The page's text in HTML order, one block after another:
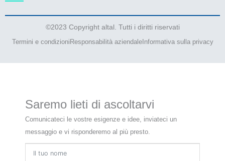
©2023 Copyright altal. Tutti i diritti riservati
Termini e condizioni Responsabilità aziendaleInformativa sulla privacy
Saremo lieti di ascoltarvi
Comunicateci le vostre esigenze e idee, inviateci un
messaggio e vi risponderemo al più presto.